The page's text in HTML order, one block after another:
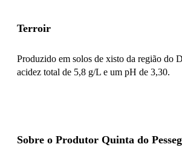
Terroir
Produzido em solos de xisto da região do
acidez total de 5,8 g/L e um pH de 3,30.
Sobre o Produtor Quinta do